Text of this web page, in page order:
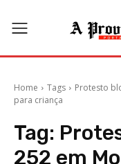
Home Tags
Protesto
para criança
Tag:
252 em